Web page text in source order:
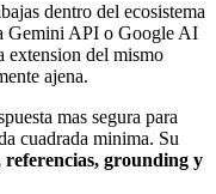
dentro del ecosistema
Gemini API o Google AI
extension del mismo
ajena.
mas segura para
cuadrada minima. Su
referencias, grounding y